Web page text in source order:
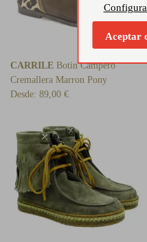
CARRILE Botin Campero
Cremallera Marron Pony
Desde: 89,00 €
Aceptar